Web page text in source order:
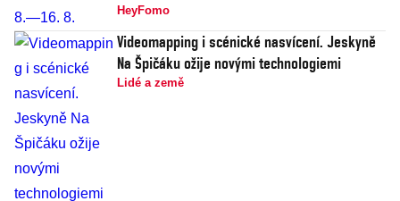
HeyFomo
Videomapping i scénické nasvícení. Jeskyně
Na Špičáku ožije novými technologiemi
Lidé a země